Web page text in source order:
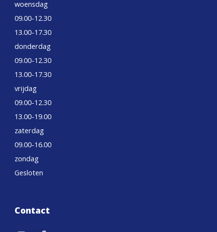
woensdag
09.00-12.30
13.00-17.30
donderdag
09.00-12.30
13.00-17.30
vrijdag
09.00-12.30
13.00-19.00
zaterdag
09.00-16.00
zondag
Gesloten
Contact